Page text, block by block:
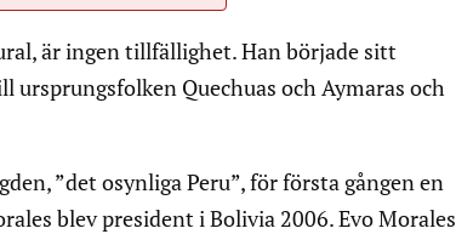
är ingen tillfällighet. Han började sitt
Quechuas och Aymaras och
”det osynliga Peru”, för första gången en
blev president i Bolivia 2006. Evo Morales